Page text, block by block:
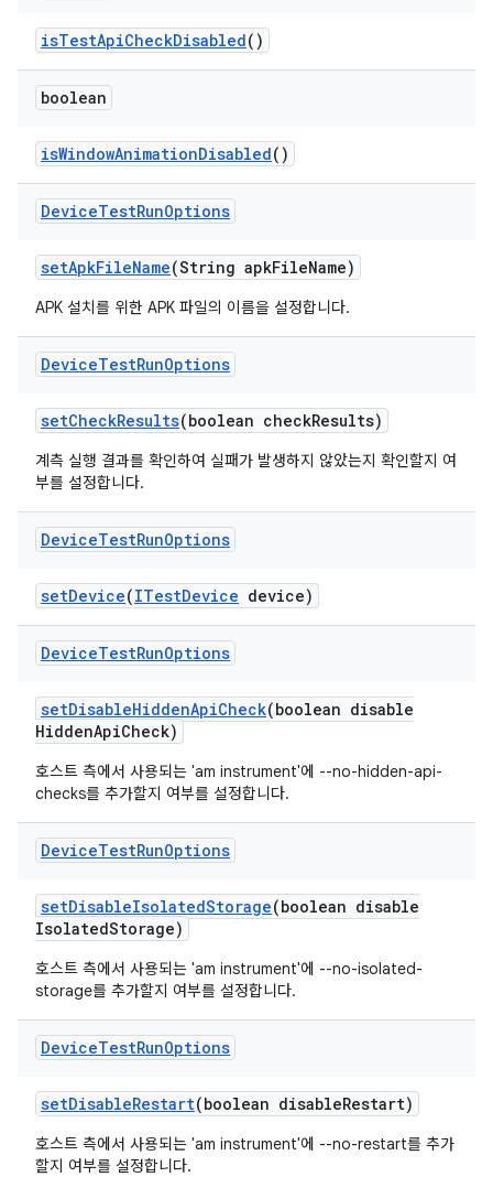
isTestApiCheckDisabled()
boolean
isWindowAnimationDisabled()
DeviceTestRunOptions
setApkFileName(String apkFileName)
APK 설치를 위한 APK 파일의 이름을 설정합니다.
DeviceTestRunOptions
setCheckResults(boolean checkResults)
계측 실행 결과를 확인하여 실패가 발생하지 않았는지 확인할지 여
부를 설정합니다.
DeviceTestRunOptions
setDevice(ITestDevice device)
DeviceTestRunOptions
setDisableHiddenApiCheck(boolean disable
HiddenApiCheck)
호스트 측에서 사용되는 'am instrument'에 --no-hidden-api-
checks를 추가할지 여부를 설정합니다.
DeviceTestRunOptions
setDisableIsolatedStorage(boolean disable
IsolatedStorage)
호스트 측에서 사용되는 'am instrument'에 --no-isolated-
storage를 추가할지 여부를 설정합니다.
DeviceTestRunOptions
setDisableRestart(boolean disableRestart)
호스트 측에서 사용되는 'am instrument'에 --no-restart를 추가
할지 여부를 설정합니다.